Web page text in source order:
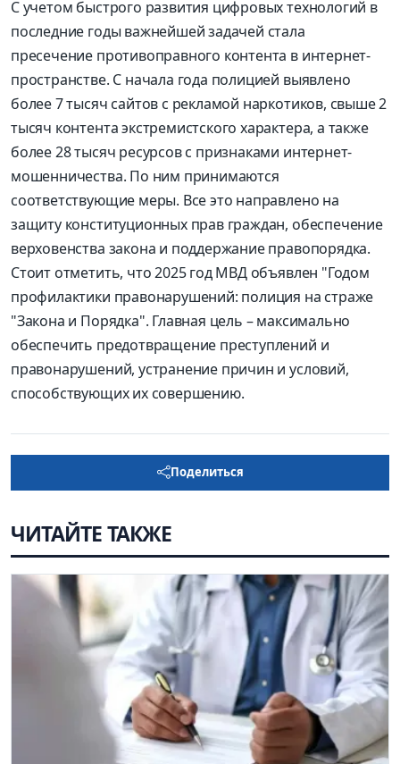
С учетом быстрого развития цифровых технологий в
последние годы важнейшей задачей стала
пресечение противоправного контента в интернет-
пространстве. С начала года полицией выявлено
более 7 тысяч сайтов с рекламой наркотиков, свыше 2
тысяч контента экстремистского характера, а также
более 28 тысяч ресурсов с признаками интернет-
мошенничества. По ним принимаются
соответствующие меры. Все это направлено на
защиту конституционных прав граждан, обеспечение
верховенства закона и поддержание правопорядка.
Стоит отметить, что 2025 год МВД объявлен "Годом
профилактики правонарушений: полиция на страже
"Закона и Порядка". Главная цель – максимально
обеспечить предотвращение преступлений и
правонарушений, устранение причин и условий,
способствующих их совершению.
Поделиться
ЧИТАЙТЕ ТАКЖЕ